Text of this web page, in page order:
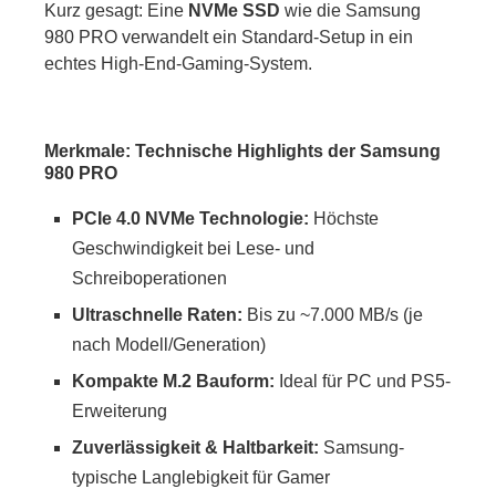
Kurz gesagt: Eine NVMe SSD wie die Samsung
980 PRO verwandelt ein Standard-Setup in ein
echtes High-End-Gaming-System.
Merkmale: Technische Highlights der Samsung
980 PRO
PCIe 4.0 NVMe Technologie: Höchste
Geschwindigkeit bei Lese- und
Schreiboperationen
Ultraschnelle Raten: Bis zu ~7.000 MB/s (je
nach Modell/Generation)
Kompakte M.2 Bauform: Ideal für PC und PS5-
Erweiterung
Zuverlässigkeit & Haltbarkeit: Samsung-
typische Langlebigkeit für Gamer